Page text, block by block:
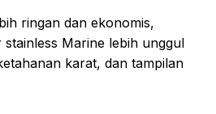
ringan dan ekonomis,
Marine lebih unggul
karat, dan tampilan